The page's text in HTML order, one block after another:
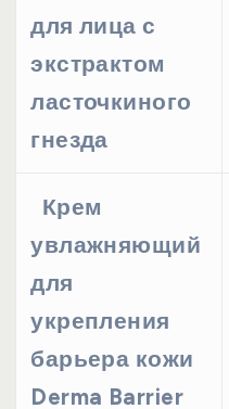
для лица с
экстрактом
ласточкиного
гнезда
Крем
увлажняющий
для
укрепления
барьера кожи
Derma Barrier